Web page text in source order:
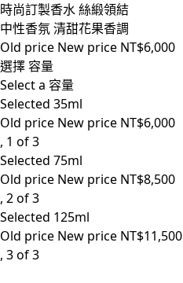
時尚訂製香水 絲緞領結
中性香氛 清甜花果香調
Old price New price NT$6,000
選擇 容量
Select a 容量
Selected 35ml
Old price New price NT$6,000
, 1 of 3
Selected 75ml
Old price New price NT$8,500
, 2 of 3
Selected 125ml
Old price New price NT$11,500
, 3 of 3